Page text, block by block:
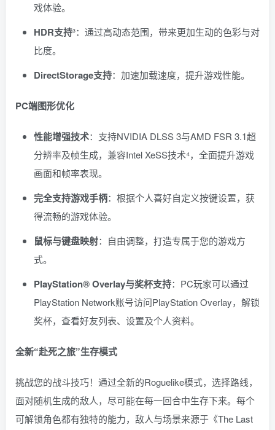
戏体验。
HDR支持³：通过高动态范围，带来更加生动的色彩与对
比度。
DirectStorage支持：加速加载速度，提升游戏性能。
PC端图形优化
性能增强技术：支持NVIDIA DLSS 3与AMD FSR 3.1超
分辨率及帧生成，兼容Intel XeSS技术⁴，全面提升游戏
画面和帧率表现。
完全支持游戏手柄：根据个人喜好自定义按键设置，获
得流畅的游戏体验。
鼠标与键盘映射：自由调整，打造专属于您的游戏方
式。
PlayStation® Overlay与奖杯支持：PC玩家可以通过
PlayStation Network账号访问PlayStation Overlay，解锁
奖杯，查看好友列表、设置及个人资料。
全新“赴死之旅”生存模式
挑战您的战斗技巧！通过全新的Roguelike模式，选择路线，
面对随机生成的敌人，尽可能在每一回合中生存下来。每个
可解锁角色都有独特的能力，敌人与场景来源于《The Last